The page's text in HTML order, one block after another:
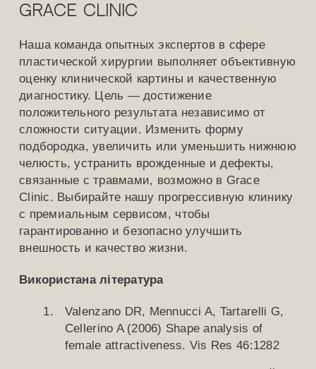
Grace Clinic
Наша команда опытных экспертов в сфере
пластической хирургии выполняет объективную
оценку клинической картины и качественную
диагностику. Цель — достижение
положительного результата независимо от
сложности ситуации. Изменить форму
подбородка, увеличить или уменьшить нижнюю
челюсть, устранить врожденные и дефекты,
связанные с травмами, возможно в Grace
Clinic. Выбирайте нашу прогрессивную клинику
с премиальным сервисом, чтобы
гарантированно и безопасно улучшить
внешность и качество жизни.
Використана література
Valenzano DR, Mennucci A, Tartarelli G,
Cellerino A (2006) Shape analysis of
female attractiveness. Vis Res 46:1282